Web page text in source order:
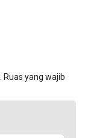
Ruas yang wajib